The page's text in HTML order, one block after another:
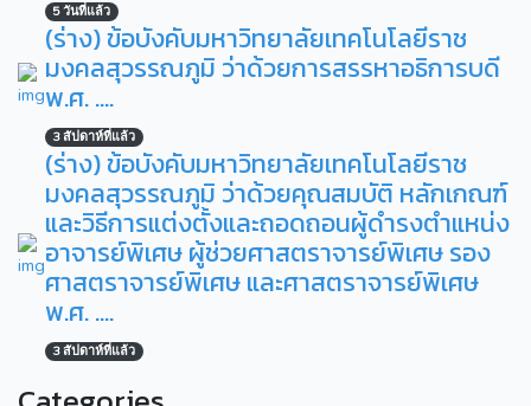
5 วันที่แล้ว
(ร่าง) ข้อบังคับมหาวิทยาลัยเทคโนโลยีราช
มงคลสุวรรณภูมิ ว่าด้วยการสรรหาอธิการบดี
พ.ศ. ....
3 สัปดาห์ที่แล้ว
(ร่าง) ข้อบังคับมหาวิทยาลัยเทคโนโลยีราช
มงคลสุวรรณภูมิ ว่าด้วยคุณสมบัติ หลักเกณฑ์
และวิธีการแต่งตั้งและถอดถอนผู้ดำรงตำแหน่ง
อาจารย์พิเศษ ผู้ช่วยศาสตราจารย์พิเศษ รอง
ศาสตราจารย์พิเศษ และศาสตราจารย์พิเศษ
พ.ศ. ….
3 สัปดาห์ที่แล้ว